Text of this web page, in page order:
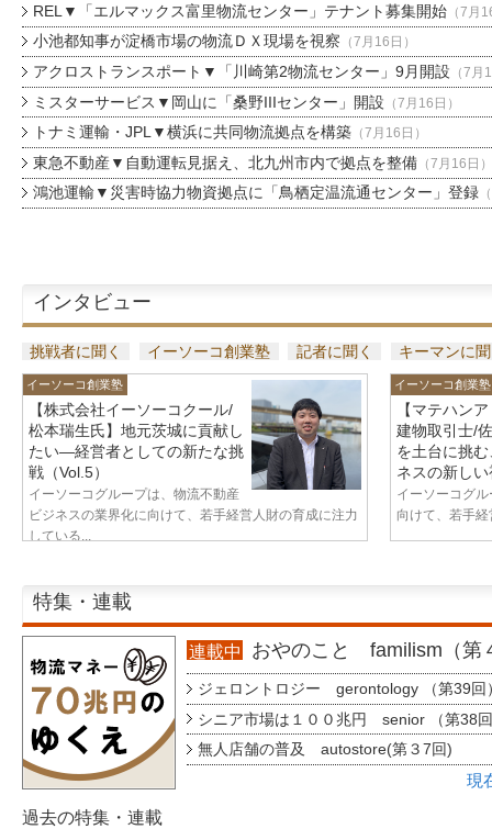
REL▼「エルマックス富里物流センター」テナント募集開始（7月
小池都知事が淀橋市場の物流ＤＸ現場を視察 （7月16日）
アクロストランスポート▼「川崎第2物流センター」9月開設 （7月
ミスターサービス▼岡山に「桑野IIIセンター」開設 （7月16日）
トナミ運輸・JPL▼横浜に共同物流拠点を構築（7月16日）
東急不動産▼自動運転見据え、北九州市内で拠点を整備（7月16日）
鴻池運輸▼災害時協力物資拠点に「鳥栖定温流通センター」登録
インタビュー
挑戦者に聞く イーソーコ創業塾 記者に聞く キーマンに
イーソーコ創業塾
【株式会社イーソーコクール/
松本瑞生氏】地元茨城に貢献し
たい—経営者としての新たな挑
戦（Vol.5）
イーソーコグループは、物流不動産
ビジネスの業界化に向けて、若手経営人財の育成に注力
している...
イーソーコ創業塾
【マテハン
建物取引士/
を土台に挑
ネスの新し
イーソーコグ
向けて、若手
特集・連載
連載中 おやのこと familism（第
ジェロントロジー gerontology （第39回
シニア市場は１００兆円 senior （第38
無人店舗の普及 autostore(第３7回)
現
過去の特集・連載